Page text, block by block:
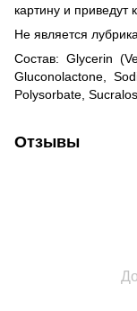
картину и приведут
Не является
Состав: Glycerin
Gluconolactone,
Polysorbate,
Отзывы